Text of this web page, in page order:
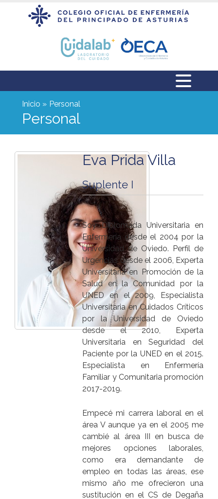
Inicio Personal
Personal
Eva Prida Villa
Suplente I
Soy Diplomada Universitaria en
Enfermería desde el 2004 por la
Universidad de Oviedo. Perfil de
Urgencias desde el 2006, Experta
Universitaria en Promoción de la
Salud en la Comunidad por la
UNED en el 2009, Especialista
Universitaria en Cuidados Críticos
por la Universidad de Oviedo
desde el 2010, Experta
Universitaria en Seguridad del
Paciente por la UNED en el 2015.
Especialista en Enfermería
Familiar y Comunitaria promoción
2017-2019.
Empecé mi carrera laboral en el
área V aunque ya en el 2005 me
cambié al área III en busca de
mejores opciones laborales,
como era demandante de
empleo en todas las áreas, ese
mismo año me ofrecieron una
sustitución en el CS de Degaña